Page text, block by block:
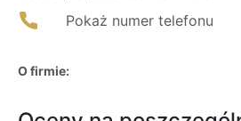
Pokaż numer telefonu
O firmie: